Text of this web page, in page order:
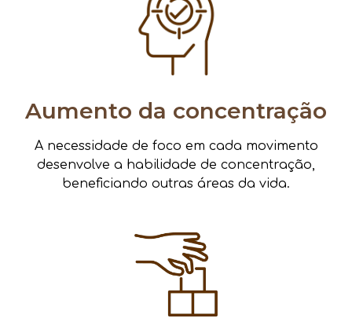
Aumento da concentração
A necessidade de foco em cada movimento
desenvolve a habilidade de concentração,
beneficiando outras áreas da vida.